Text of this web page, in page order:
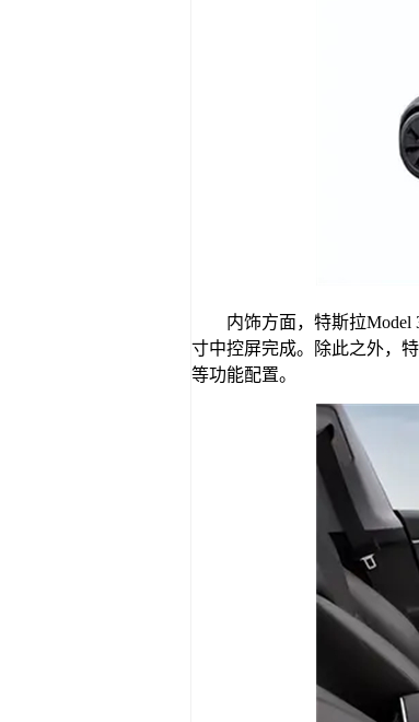
内饰方面，特斯拉
寸中控屏完成。除此之外，
等功能配置。